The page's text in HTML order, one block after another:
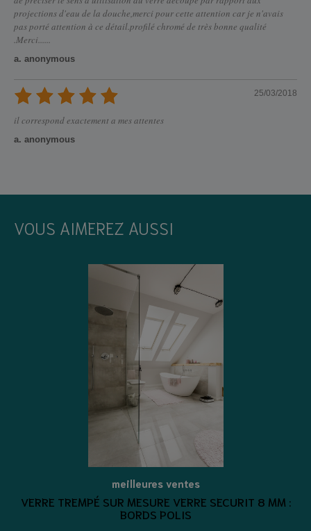
projections d'eau de la douche,merci pour cette attention car je n'avais
pas porté attention à ce détail.profilé chromé de très bonne qualité
.Merci......
a. anonymous
25/03/2018
il correspond exactement a mes attentes
a. anonymous
VOUS AIMEREZ AUSSI
meilleures ventes
VERRE TREMPÉ SUR MESURE VERRE SECURIT 8 MM :
BORDS POLIS